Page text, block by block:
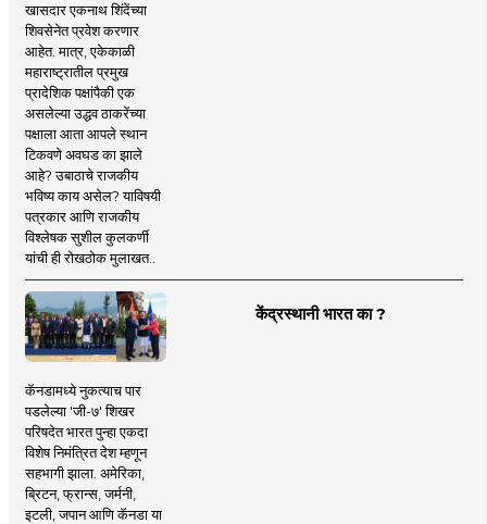
खासदार एकनाथ शिंदेंच्या
शिवसेनेत प्रवेश करणार
आहेत. मात्र, एकेकाळी
महाराष्ट्रातील प्रमुख
प्रादेशिक पक्षांपैकी एक
असलेल्या उद्धव ठाकरेंच्या
पक्षाला आता आपले स्थान
टिकवणे अवघड का झाले
आहे? उबाठाचे राजकीय
भविष्य काय असेल? याविषयी
पत्रकार आणि राजकीय
विश्लेषक सुशील कुलकर्णी
यांची ही रोखठोक मुलाखत..
केंद्रस्थानी भारत का ?
कॅनडामध्ये नुकत्याच पार
पडलेल्या 'जी-७' शिखर
परिषदेत भारत पुन्हा एकदा
विशेष निमंत्रित देश म्हणून
सहभागी झाला. अमेरिका,
ब्रिटन, फ्रान्स, जर्मनी,
इटली, जपान आणि कॅनडा या